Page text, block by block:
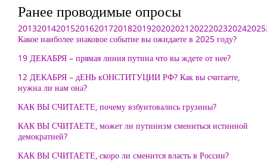
Ранее проводимые опросы
2013201420152016201720182019202020212022202320242025
Какое наиболее знаковое событие вы ожидаете в 2025 году?
19 ДЕКАБРЯ – прямая линия путина что вы ждете от нее?
12 ДЕКАБРЯ – дЕНЬ кОНСТИТУЦИИ РФ? Как вы считаете,
нужна ли нам она?
КАК ВЫ СЧИТАЕТЕ, почему взбунтовались грузины?
КАК ВЫ СЧИТАЕТЕ, может ли путинизм смениться истинной
демократией?
КАК ВЫ СЧИТАЕТЕ, скоро ли сменится власть в России?